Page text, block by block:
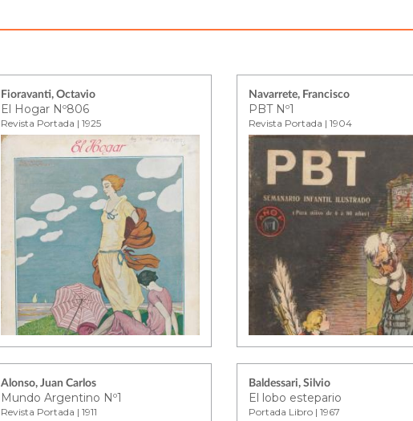
Fioravanti, Octavio
El Hogar Nº806
Revista Portada | 1925
Navarrete, Francisco
PBT Nº1
Revista Portada | 1904
Alonso, Juan Carlos
Mundo Argentino Nº1
Revista Portada | 1911
Baldessari, Silvio
El lobo estepario
Portada Libro | 1967